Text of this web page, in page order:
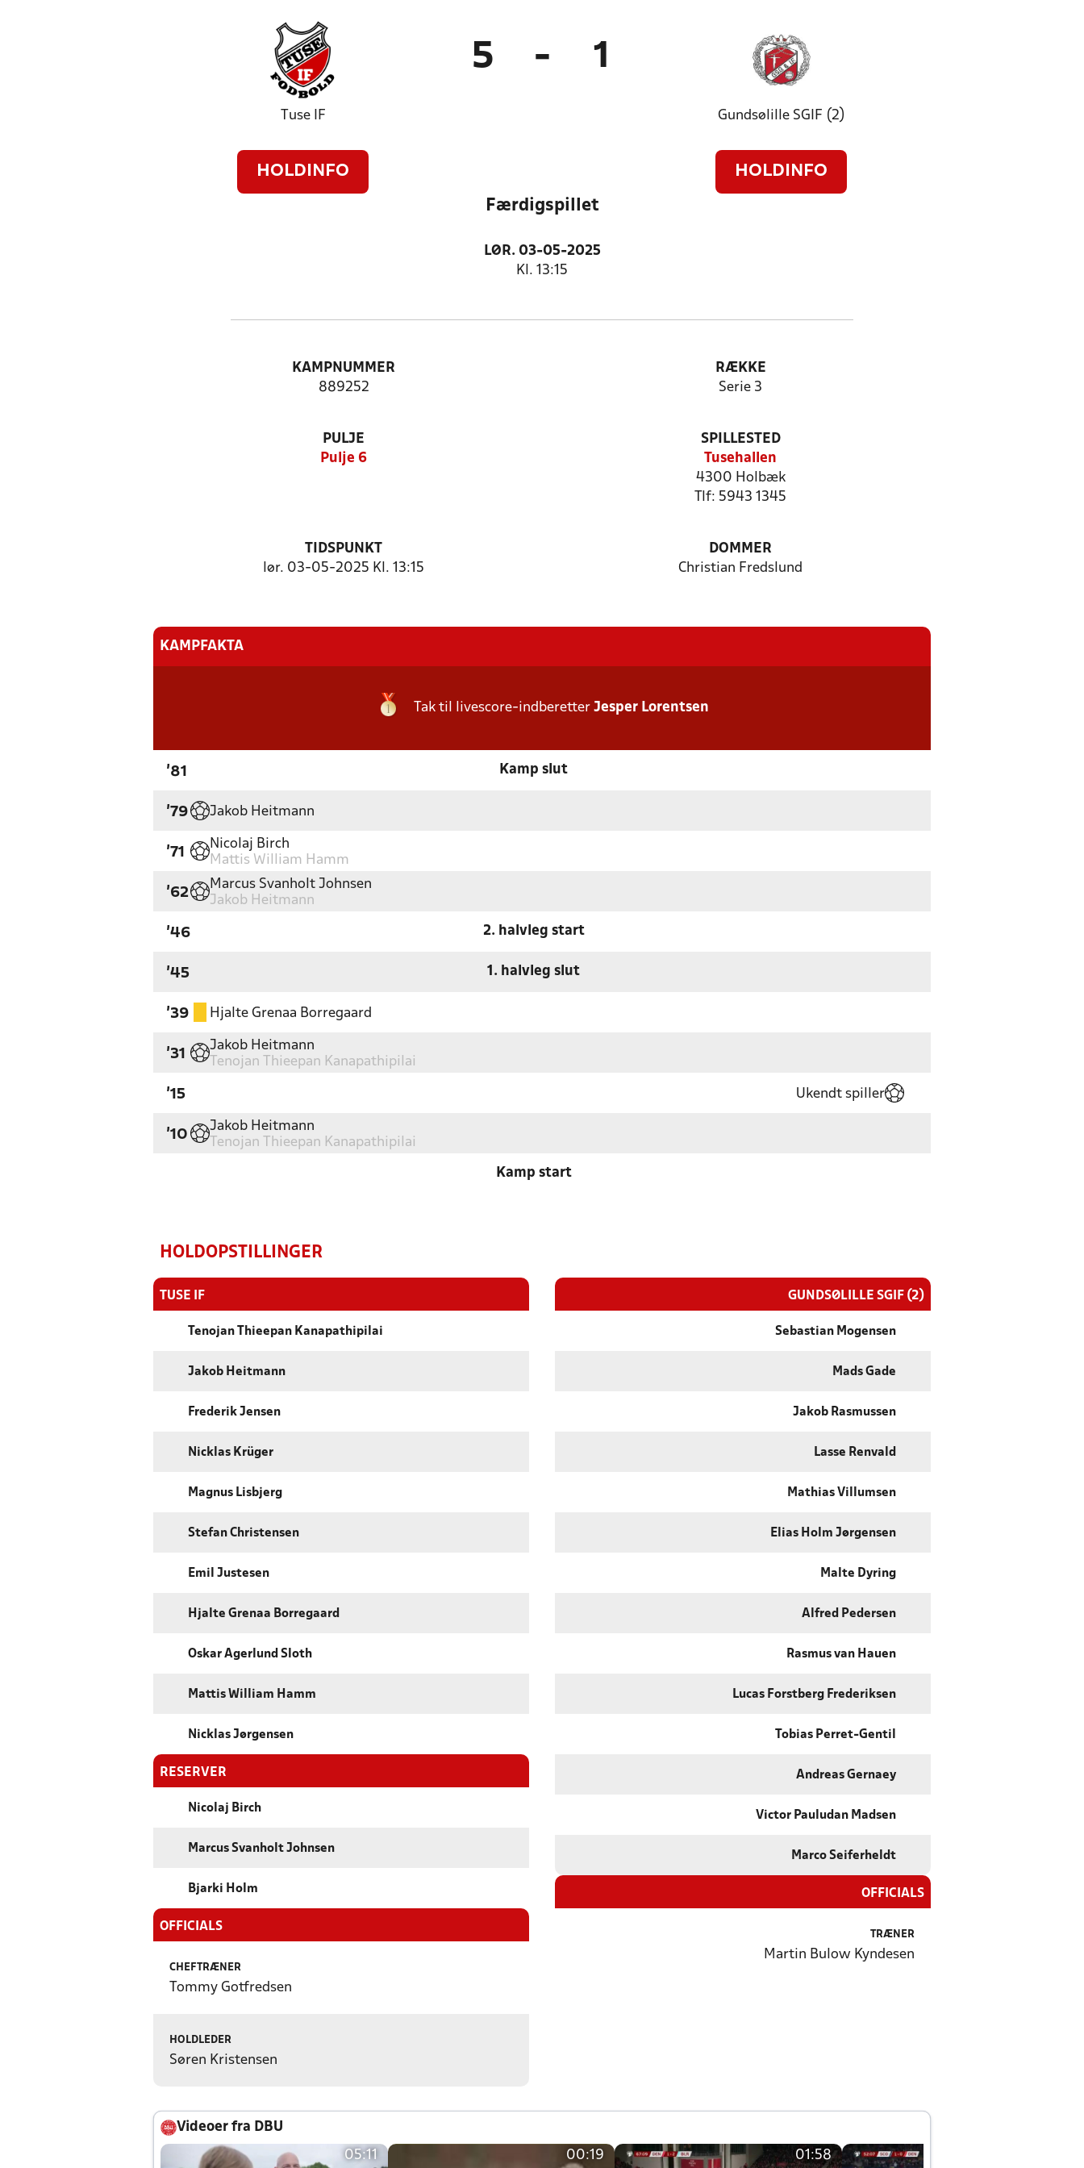
Tuse IF
HOLDINFO
5 - 1
Gundsølille SGIF (2)
HOLDINFO
Færdigspillet
LØR. 03-05-2025
Kl. 13:15
KAMPNUMMER
889252
RÆKKE
Serie 3
PULJE
Pulje 6
SPILLESTED
Tusehallen
4300 Holbæk
Tlf: 5943 1345
TIDSPUNKT
lør. 03-05-2025 Kl. 13:15
DOMMER
Christian Fredslund
KAMPFAKTA
Tak til livescore-indberetter Jesper Lorentsen
'81 Kamp slut
'79 Jakob Heitmann
'71
Nicolaj Birch
Mattis William Hamm
'62
Marcus Svanholt Johnsen
Jakob Heitmann
'46 2. halvleg start
'45 1. halvleg slut
'39 Hjalte Grenaa Borregaard
'31
Jakob Heitmann
Tenojan Thieepan Kanapathipilai
'15 Ukendt spiller
'10
Jakob Heitmann
Tenojan Thieepan Kanapathipilai
Kamp start
HOLDOPSTILLINGER
TUSE IF
Tenojan Thieepan Kanapathipilai
Jakob Heitmann
Frederik Jensen
Nicklas Krüger
Magnus Lisbjerg
Stefan Christensen
Emil Justesen
Hjalte Grenaa Borregaard
Oskar Agerlund Sloth
Mattis William Hamm
Nicklas Jørgensen
RESERVER
Nicolaj Birch
Marcus Svanholt Johnsen
Bjarki Holm
OFFICIALS
CHEFTRÆNER
Tommy Gotfredsen
HOLDLEDER
Søren Kristensen
GUNDSØLILLE SGIF (2)
Sebastian Mogensen
Mads Gade
Jakob Rasmussen
Lasse Renvald
Mathias Villumsen
Elias Holm Jørgensen
Malte Dyring
Alfred Pedersen
Rasmus van Hauen
Lucas Forstberg Frederiksen
Tobias Perret-Gentil
Andreas Gernaey
Victor Pauludan Madsen
Marco Seiferheldt
OFFICIALS
TRÆNER
Martin Bulow Kyndesen
Videoer fra DBU
05:11 00:19 01:58